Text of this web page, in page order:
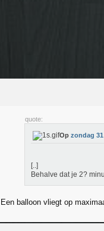
quote:
Op zondag 31
[..]
Behalve dat je 2?
Een balloon vliegt op